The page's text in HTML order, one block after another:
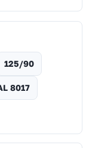
125/90
8017